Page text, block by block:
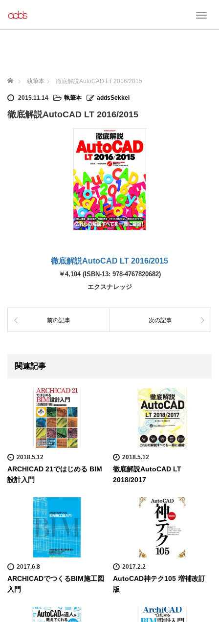
T
ホーム 執筆本 徹底解説AutoCAD LT 2016/2015
2015.11.14 執筆本 addsSekkei
徹底解説AutoCAD LT 2016/2015
徹底解説AutoCAD LT 2016/2015
￥4,104 (ISBN-13: 978-4767820682)
エクスナレッジ
前の記事 次の記事
関連記事
2018.5.12
ARCHICAD 21ではじめる BIM
設計入門
2018.5.12
徹底解説AutoCAD LT
2018/2017
2017.6.8
ARCHICADでつくるBIM施工図
入門
2017.2.2
AutoCAD神テク105 増補改訂
版